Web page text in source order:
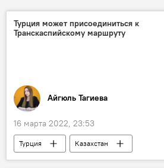
Турция может присоединиться к
Транскаспийскому маршруту
Айгюль Тагиева
16 марта 2022, 23:53
Турция Казахстан